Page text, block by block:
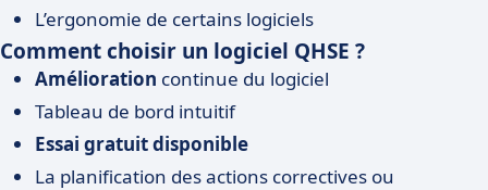
L’ergonomie de certains logiciels
Comment choisir un logiciel QHSE ?
Amélioration continue du logiciel
Tableau de bord intuitif
Essai gratuit disponible
La planification des actions correctives ou